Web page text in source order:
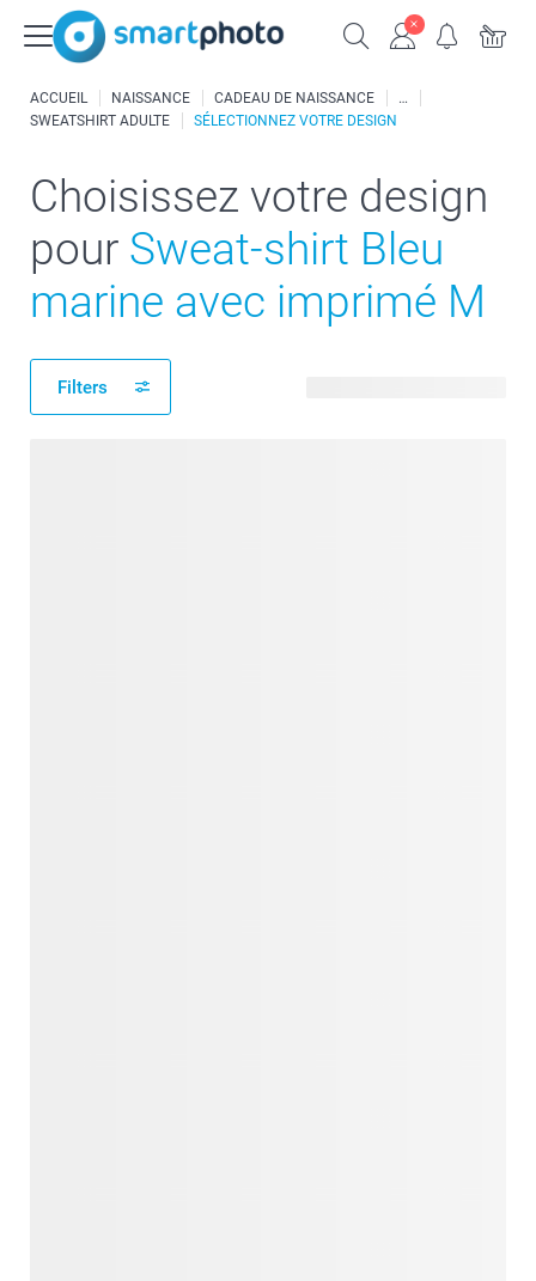
ACCUEIL NAISSANCE
CADEAU DE NAISSANCE
SWEATSHIRT ADULTE
SÉLECTIONNEZ VOTRE DESIGN
Choisissez votre design
pour Sweat-shirt Bleu
marine avec imprimé M
Filters